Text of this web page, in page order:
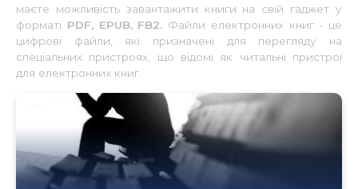
маєте можливість завантажити книги на свій гаджет у
форматі PDF, EPUB, FB2. Файли електронних книг - це
цифрові файли, які призначені для перегляду на
спеціальних пристроях, що відомі як читальні пристрої
для електронних книг.